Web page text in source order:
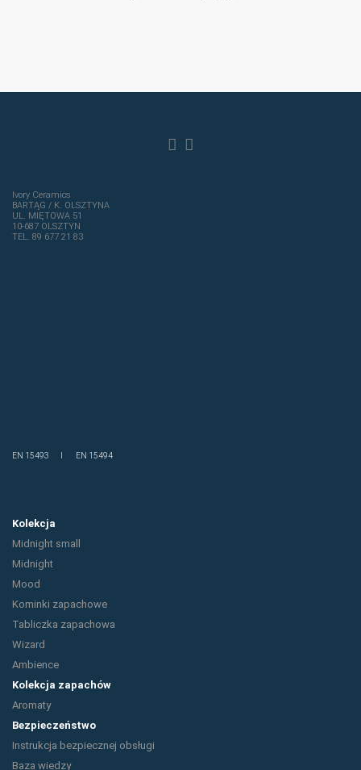
Ivory Ceramics
BARTĄG / K. OLSZTYNA
UL. MIĘTOWA 51
10-687 OLSZTYN
TEL. 89 677 21 83
EN 15493 I EN 15494
Kolekcja
Midnight small
Midnight
Mood
Kominki zapachowe
Tabliczka zapachowa
Wizard
Ambience
Kolekcja zapachów
Aromaty
Bezpieczeństwo
Instrukcja bezpiecznej obsługi
Baza wiedzy